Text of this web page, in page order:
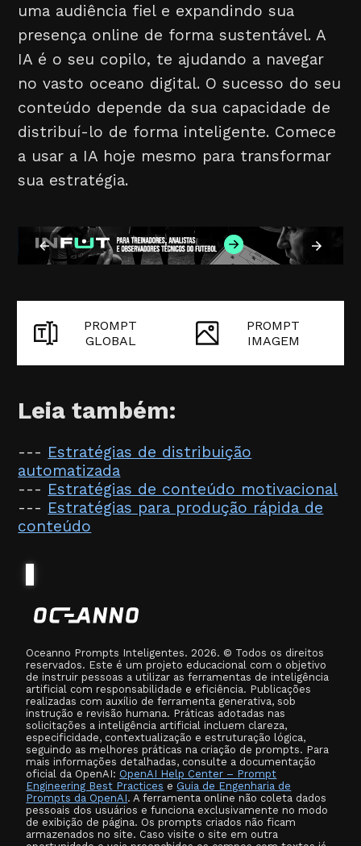
uma audiência fiel e expandindo sua
presença online de forma sustentável. A
IA é o seu copilo, te ajudando a navegar
no vasto oceano digital. O sucesso do seu
conteúdo depende da sua capacidade de
distribuí-lo de forma inteligente. Comece
a usar a IA hoje mesmo para transformar
sua estratégia.
PROMPT
GLOBAL
PROMPT
IMAGEM
Leia também:
--- Estratégias de distribuição
automatizada
--- Estratégias de conteúdo motivacional
--- Estratégias para produção rápida de
conteúdo
Oceanno Prompts Inteligentes. 2026. © Todos os direitos
reservados. Este é um projeto educacional com o objetivo
de instruir pessoas a utilizar as ferramentas de inteligência
artificial com responsabilidade e eficiência. Publicações
realizadas com auxílio de ferramenta generativa, sob
instrução e revisão humana. Práticas adotadas nas
solicitações a inteligência artificial incluem clareza,
especificidade, contextualização e estruturação lógica,
seguindo as melhores práticas na criação de prompts. Para
mais informações detalhadas, consulte a documentação
oficial da OpenAI: OpenAI Help Center – Prompt
Engineering Best Practices e Guia de Engenharia de
Prompts da OpenAI. A ferramenta online não coleta dados
pessoais dos usuários e funciona exclusivamente no modo
de exibição de página. Os prompts criados não ficam
armazenados no site. Caso visite o site em outra